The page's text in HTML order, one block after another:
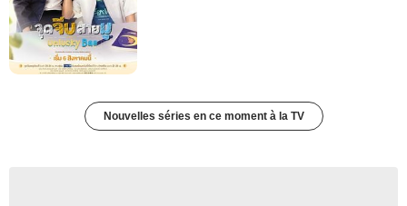
Nouvelles séries en ce moment à la TV